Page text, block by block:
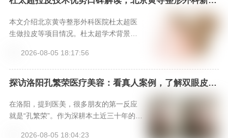
化方案与价格参考。
本文介绍北京黄寺整形外科医院杜太超医
生做拉皮等项目情况。杜太超学术背景
作精准、效果自然。多位美亲术后反馈效
果好，维持久。还给出拉皮和面部吸脂参
考价格，提供三种预约方式，是做拉皮和
2026-08-05 18:17:56
探访洛阳孔繁荣医疗美容：看真人案例，了解双眼皮、
隆鼻等手术效果，上新颜智尚小程序挂号不踩坑
在洛阳，提到医美，很多朋友的第一反应
就是“孔繁荣”。作为深耕本土近三十年的老
2026-08-05 18:04:23